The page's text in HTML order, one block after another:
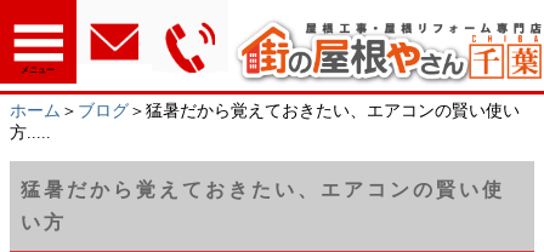
メニュー
ホーム ＞ ブログ ＞猛暑だから覚えておきたい、エアコンの賢い使い
方.....
猛暑だから覚えておきたい、エアコンの賢い使
い方